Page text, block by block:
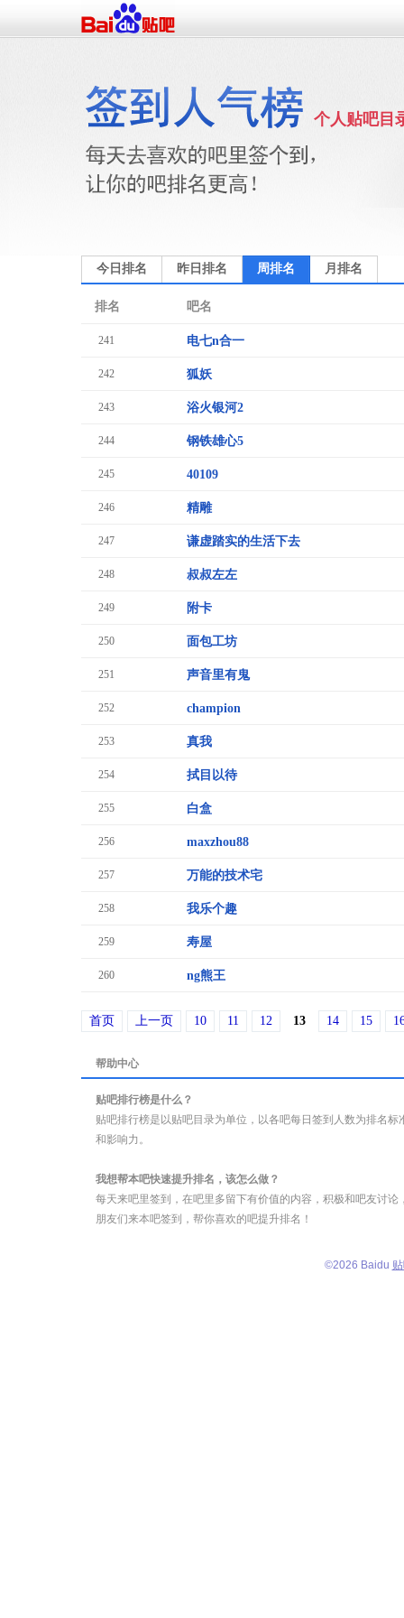
个人贴吧目
今日排名 昨日排名 周排名 月排名
排名 吧名
241 电七n合一
242 狐妖
243 浴火银河2
244 钢铁雄心5
245 40109
246 精雕
247 谦虚踏实的生活下去
248 叔叔左左
249 附卡
250 面包工坊
251 声音里有鬼
252 champion
253 真我
254 拭目以待
255 白盒
256 maxzhou88
257 万能的技术宅
258 我乐个趣
259 寿屋
260 ng熊王
首页 上一页 10 11 12 13 14 15
帮助中心
贴吧排行榜是什么？
贴吧排行榜是以贴吧目录为单位，以各吧每日签到人数为排名
和影响力。
我想帮本吧快速提升排名，该怎么做？
每天来吧里签到，在吧里多留下有价值的内容，积极和吧友讨
朋友们来本吧签到，帮你喜欢的吧提升排名！
©2026 Baidu